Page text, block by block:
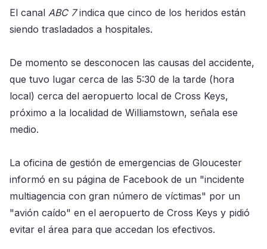
El canal ABC 7indica que cinco de los heridos están
siendo trasladados a hospitales.
De momento se desconocen las causas del accidente,
que tuvo lugar cerca de las 5:30 de la tarde (hora
local) cerca del aeropuerto local de Cross Keys,
próximo a la localidad de Williamstown, señala ese
medio.
La oficina de gestión de emergencias de Gloucester
informó en su página de Facebook de un "incidente
multiagencia con gran número de víctimas" por un
"avión caído" en el aeropuerto de Cross Keys y pidió
evitar el área para que accedan los efectivos.